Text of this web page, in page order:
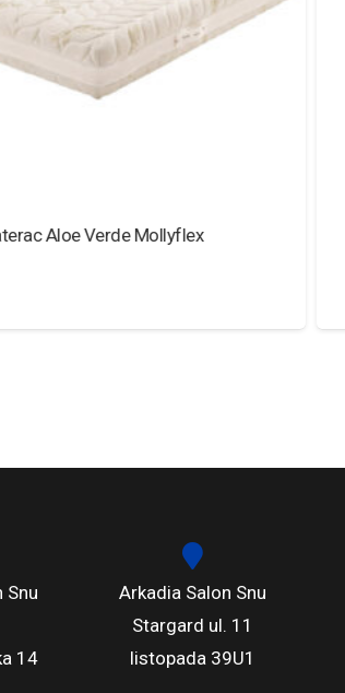
Aloe Verde Mollyflex
Snu
14
Arkadia Salon Snu
Stargard ul. 11
listopada 39U1